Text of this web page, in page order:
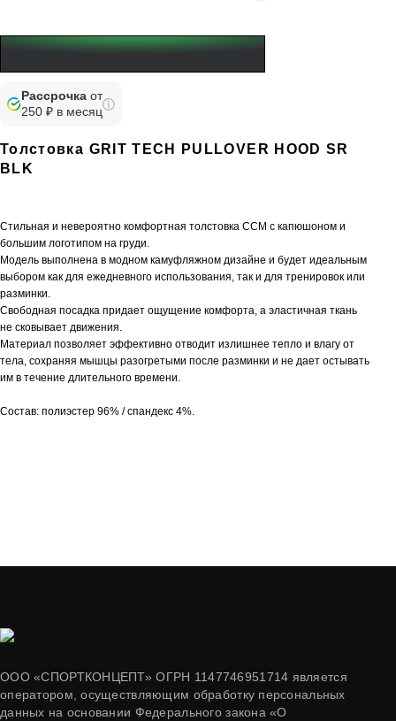
Рассрочка от
250 ₽ в месяц
Толстовка GRIT TECH PULLOVER HOOD SR
BLK
Стильная и невероятно комфортная толстовка CCM с капюшоном и
большим логотипом на груди.
Модель выполнена в модном камуфляжном дизайне и будет идеальным
выбором как для ежедневного использования, так и для тренировок или
разминки.
Свободная посадка придает ощущение комфорта, а эластичная ткань
не сковывает движения.
Материал позволяет эффективно отводит излишнее тепло и влагу от
тела, сохраняя мышцы разогретыми после разминки и не дает остывать
им в течение длительного времени.
Состав: полиэстер 96% / спандекс 4%.
ООО «СПОРТКОНЦЕПТ» ОГРН 1147746951714 является
оператором, осуществляющим обработку персональных
данных на основании Федерального закона «О